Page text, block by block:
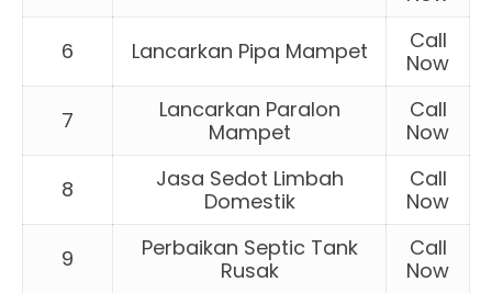
6 Lancarkan Pipa Mampet
Call
Now
7
Lancarkan Paralon
Mampet
Call
Now
8
Jasa Sedot Limbah
Domestik
Call
Now
9
Perbaikan Septic Tank
Rusak
Call
Now